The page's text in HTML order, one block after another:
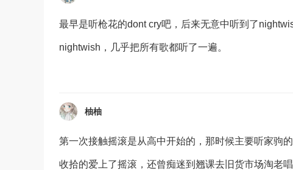
最早是听枪花的dont cry吧，后来无意中听到了
nightwish，几乎把所有歌都听了一遍。
柚柚
第一次接触摇滚是从高中开始的，那时候主要听家驹
收拾的爱上了摇滚，还曾痴迷到翘课去旧货市场淘老